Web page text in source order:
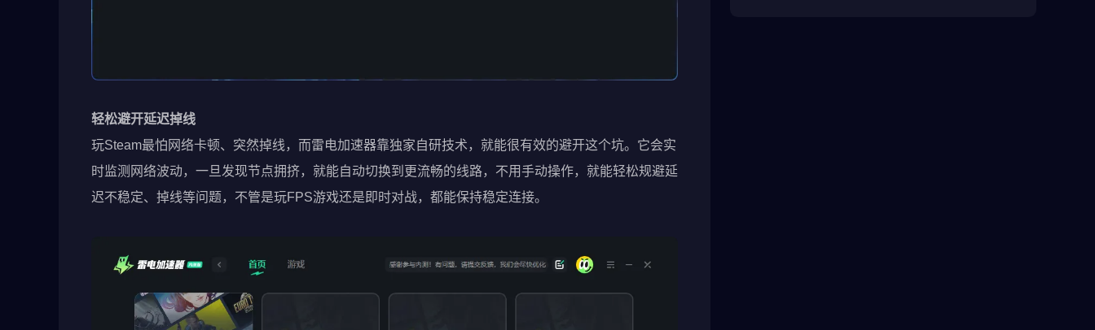
轻松避开延迟掉线
玩Steam最怕网络卡顿、突然掉线，而雷电加速器靠独家自研技术，就能很有效的避开这个坑。它会实
时监测网络波动，一旦发现节点拥挤，就能自动切换到更流畅的线路，不用手动操作，就能轻松规避延
迟不稳定、掉线等问题，不管是玩FPS游戏还是即时对战，都能保持稳定连接。